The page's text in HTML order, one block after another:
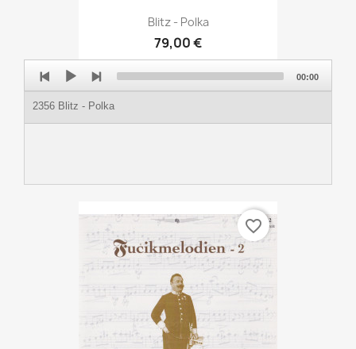
Blitz - Polka
79,00 €
Player
2356 Blitz - Polka
00:00
favorite_border